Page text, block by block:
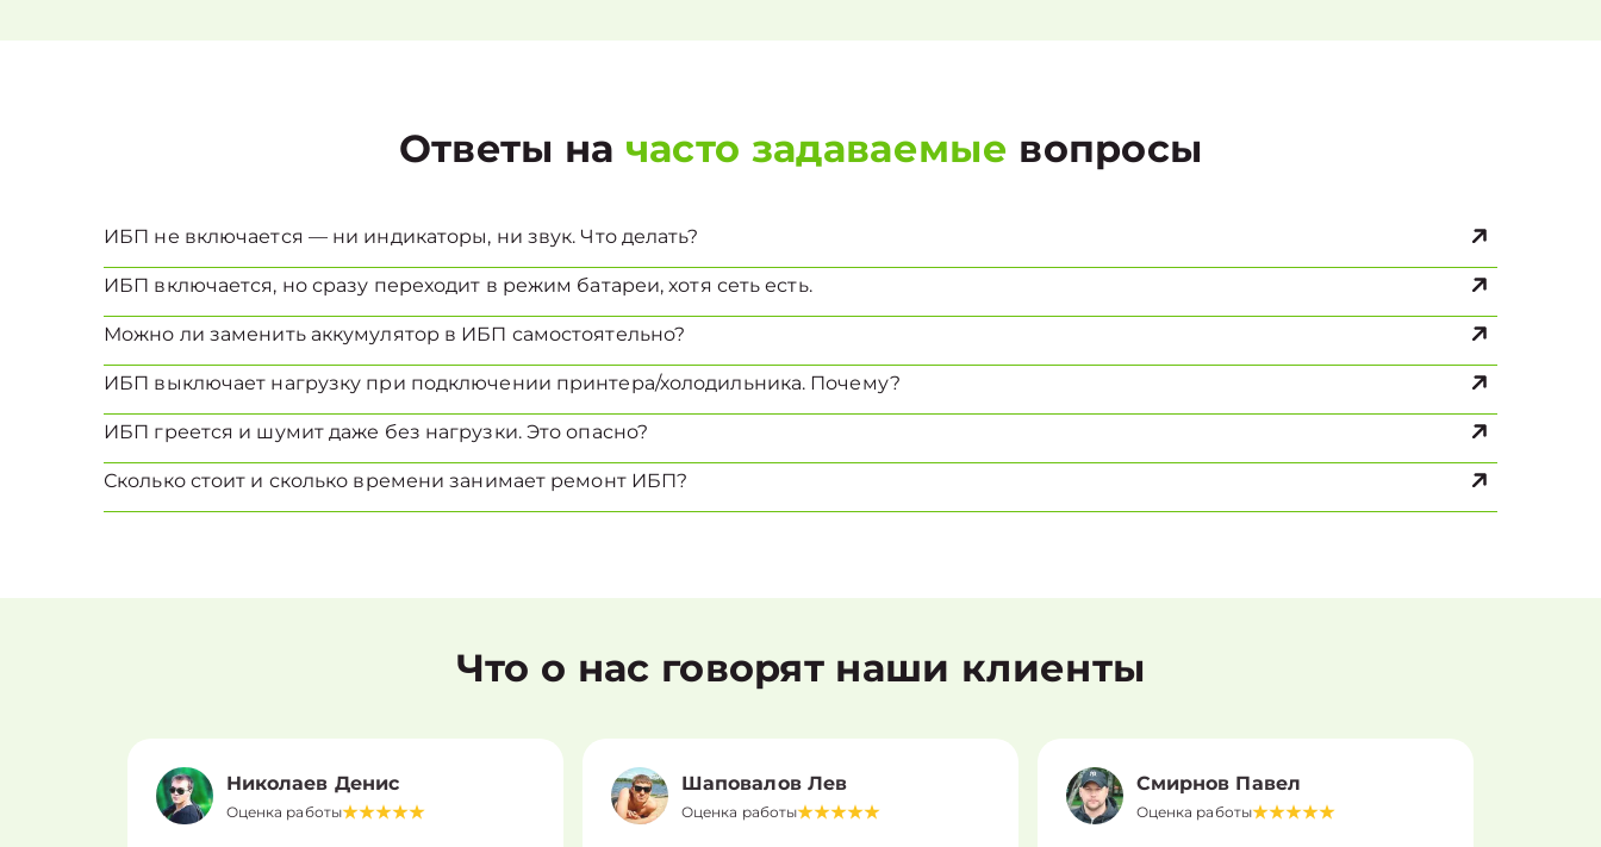
Ответы на часто задаваемые вопросы
ИБП не включается — ни индикаторы, ни звук. Что делать?
ИБП включается, но сразу переходит в режим батареи, хотя сеть есть.
Можно ли заменить аккумулятор в ИБП самостоятельно?
ИБП выключает нагрузку при подключении принтера/холодильника. Почему?
ИБП греется и шумит даже без нагрузки. Это опасно?
Сколько стоит и сколько времени занимает ремонт ИБП?
Что о нас говорят наши клиенты
Николаев Денис
Оценка работы
Шаповалов Лев
Оценка работы
Смирнов Павел
Оценка работы